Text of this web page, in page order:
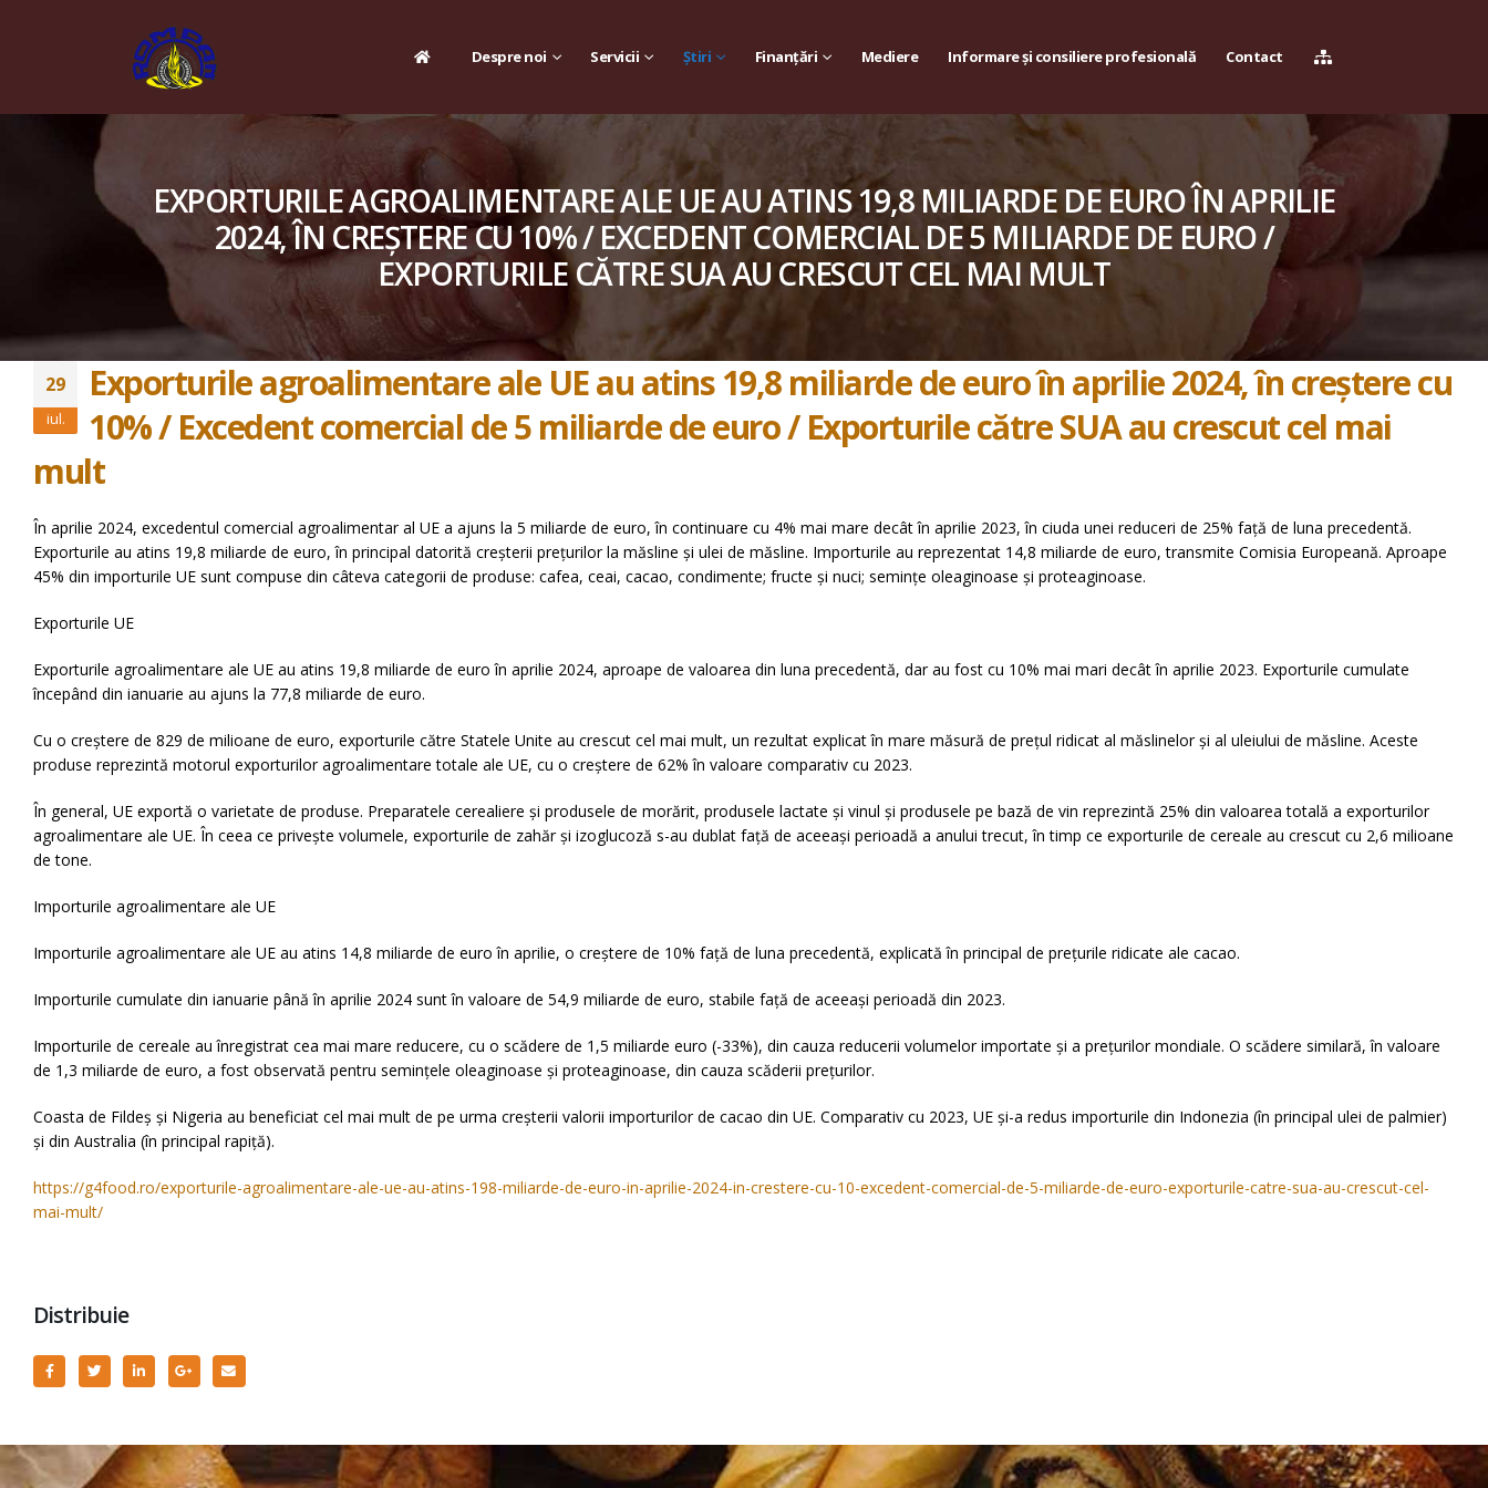
Despre noi Servicii Știri Finanțări Mediere Informare și consiliere profesională Contact
EXPORTURILE AGROALIMENTARE ALE UE AU ATINS 19,8 MILIARDE DE EURO ÎN APRILIE
2024, ÎN CREȘTERE CU 10% / EXCEDENT COMERCIAL DE 5 MILIARDE DE EURO /
EXPORTURILE CĂTRE SUA AU CRESCUT CEL MAI MULT
29
iul.
Exporturile agroalimentare ale UE au atins 19,8 miliarde de euro în aprilie 2024, în creștere cu
10% / Excedent comercial de 5 miliarde de euro / Exporturile către SUA au crescut cel mai
mult
În aprilie 2024, excedentul comercial agroalimentar al UE a ajuns la 5 miliarde de euro, în continuare cu 4% mai mare decât în aprilie 2023, în ciuda unei reduceri de 25% față de luna precedentă.
Exporturile au atins 19,8 miliarde de euro, în principal datorită creșterii prețurilor la măsline și ulei de măsline. Importurile au reprezentat 14,8 miliarde de euro, transmite Comisia Europeană. Aproape
45% din importurile UE sunt compuse din câteva categorii de produse: cafea, ceai, cacao, condimente; fructe și nuci; semințe oleaginoase și proteaginoase.
Exporturile UE
Exporturile agroalimentare ale UE au atins 19,8 miliarde de euro în aprilie 2024, aproape de valoarea din luna precedentă, dar au fost cu 10% mai mari decât în aprilie 2023. Exporturile cumulate
începând din ianuarie au ajuns la 77,8 miliarde de euro.
Cu o creștere de 829 de milioane de euro, exporturile către Statele Unite au crescut cel mai mult, un rezultat explicat în mare măsură de prețul ridicat al măslinelor și al uleiului de măsline. Aceste
produse reprezintă motorul exporturilor agroalimentare totale ale UE, cu o creștere de 62% în valoare comparativ cu 2023.
În general, UE exportă o varietate de produse. Preparatele cerealiere și produsele de morărit, produsele lactate și vinul și produsele pe bază de vin reprezintă 25% din valoarea totală a exporturilor
agroalimentare ale UE. În ceea ce privește volumele, exporturile de zahăr și izoglucoză s-au dublat față de aceeași perioadă a anului trecut, în timp ce exporturile de cereale au crescut cu 2,6 milioane
de tone.
Importurile agroalimentare ale UE
Importurile agroalimentare ale UE au atins 14,8 miliarde de euro în aprilie, o creștere de 10% față de luna precedentă, explicată în principal de prețurile ridicate ale cacao.
Importurile cumulate din ianuarie până în aprilie 2024 sunt în valoare de 54,9 miliarde de euro, stabile față de aceeași perioadă din 2023.
Importurile de cereale au înregistrat cea mai mare reducere, cu o scădere de 1,5 miliarde euro (-33%), din cauza reducerii volumelor importate și a prețurilor mondiale. O scădere similară, în valoare
de 1,3 miliarde de euro, a fost observată pentru semințele oleaginoase și proteaginoase, din cauza scăderii prețurilor.
Coasta de Fildeș și Nigeria au beneficiat cel mai mult de pe urma creșterii valorii importurilor de cacao din UE. Comparativ cu 2023, UE și-a redus importurile din Indonezia (în principal ulei de palmier)
și din Australia (în principal rapiță).
https://g4food.ro/exporturile-agroalimentare-ale-ue-au-atins-198-miliarde-de-euro-in-aprilie-2024-in-crestere-cu-10-excedent-comercial-de-5-miliarde-de-euro-exporturile-catre-sua-au-crescut-cel-
mai-mult/
Distribuie